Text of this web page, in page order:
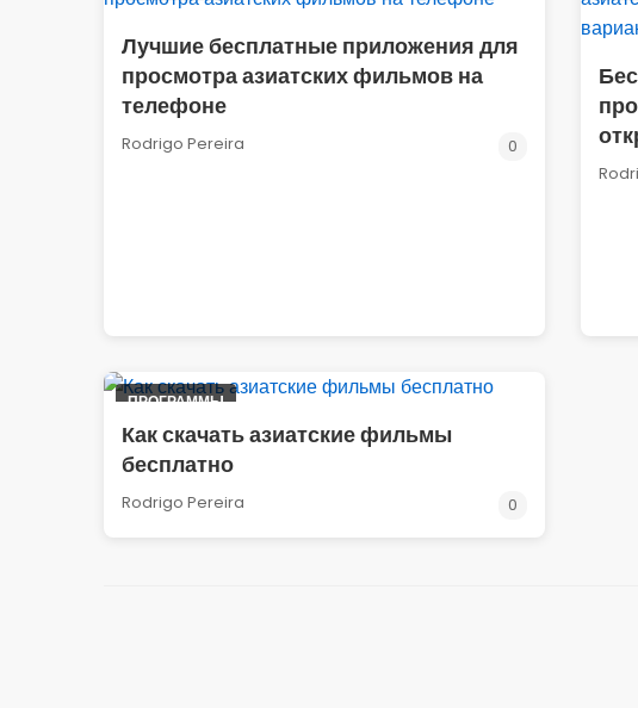
Лучшие бесплатные приложения для
просмотра азиатских фильмов на
телефоне
Rodrigo Pereira 0
ПРОГРАММЫ
Как скачать азиатские фильмы
бесплатно
Rodrigo Pereira 0